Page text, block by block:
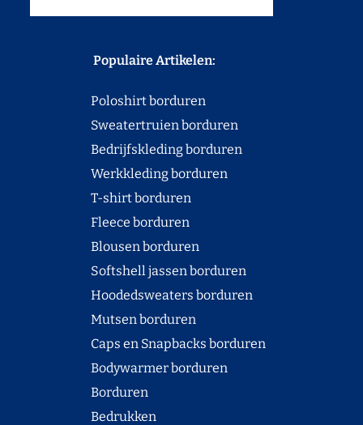
Populaire Artikelen:
Poloshirt borduren
Sweatertruien borduren
Bedrijfskleding borduren
Werkkleding borduren
T-shirt borduren
Fleece borduren
Blousen borduren
Softshell jassen borduren
Hoodedsweaters borduren
Mutsen borduren
Caps en Snapbacks borduren
Bodywarmer borduren
Borduren
Bedrukken